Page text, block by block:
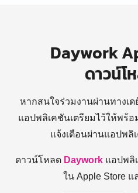
Daywork
ดาวน์โ
หากสนใจร่วมงานผ่านทางเ
แอปพลิเคชันเตรียมไว้ให้พร้อ
แจ้งเตือนผ่านแอปพ
ดาวน์โหลด Daywork แอปพลิ
ใน Apple Store แ